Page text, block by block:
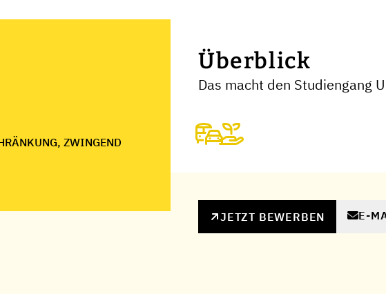
ZWINGEND
Überblick
Das macht den Studiengang
JETZT BEWERBEN E-